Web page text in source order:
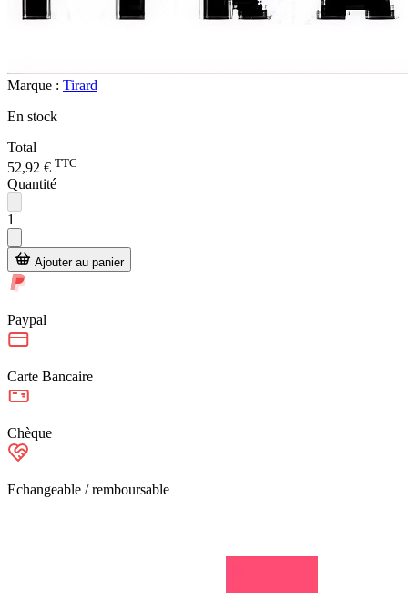
Marque : Tirard
En stock
Total
52,92 € TTC
Quantité
1
Ajouter au panier
Paypal
Carte Bancaire
Chèque
Echangeable / remboursable